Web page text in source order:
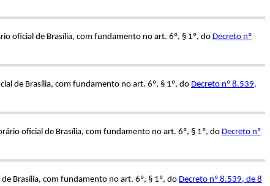
oficial de Brasília, com fundamento no art. 6º, § 1º, do Decreto nº
de Brasília, com fundamento no art. 6º, § 1º, do Decreto nº 8.539,
oficial de Brasília, com fundamento no art. 6º, § 1º, do Decreto nº
Brasília, com fundamento no art. 6º, § 1º, do Decreto nº 8.539, de 8